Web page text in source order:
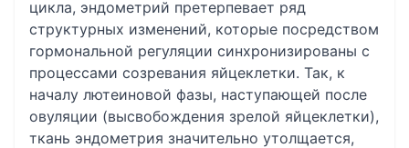
цикла, эндометрий претерпевает ряд
структурных изменений, которые посредством
гормональной регуляции синхронизированы с
процессами созревания яйцеклетки. Так, к
началу лютеиновой фазы, наступающей после
овуляции (высвобождения зрелой яйцеклетки),
ткань эндометрия значительно утолщается,